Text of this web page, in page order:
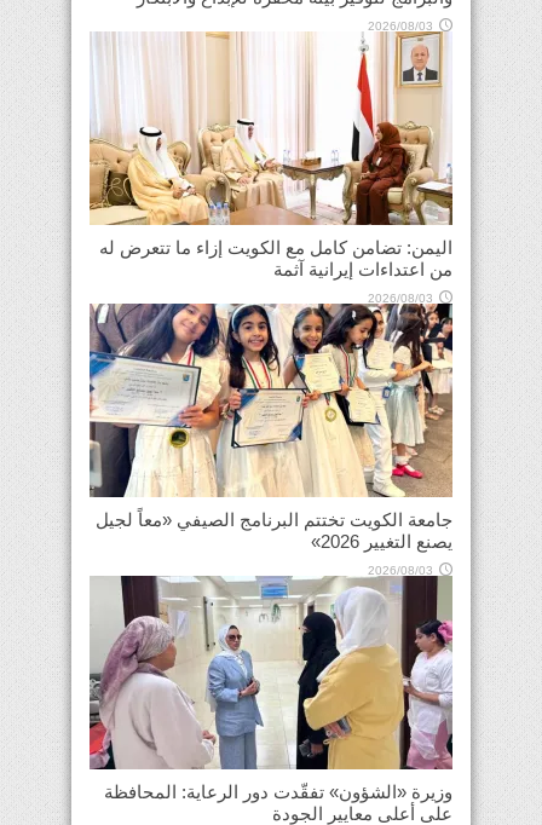
2026/08/03
اليمن: تضامن كامل مع الكويت إزاء ما تتعرض له
من اعتداءات إيرانية آثمة
2026/08/03
جامعة الكويت تختتم البرنامج الصيفي «معاً لجيل
يصنع التغيير 2026»
2026/08/03
وزيرة «الشؤون» تفقّدت دور الرعاية: المحافظة
على أعلى معايير الجودة